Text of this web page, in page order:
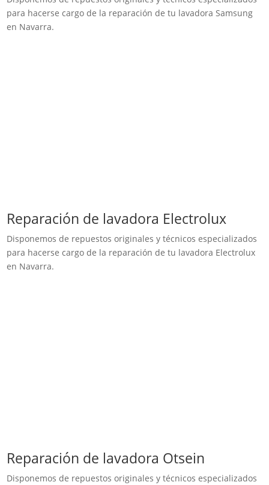
para hacerse cargo de la reparación de tu lavadora Samsung
en Navarra.
Reparación de lavadora Electrolux
Disponemos de repuestos originales y técnicos especializados
para hacerse cargo de la reparación de tu lavadora Electrolux
en Navarra.
Reparación de lavadora Otsein
Disponemos de repuestos originales y técnicos especializados